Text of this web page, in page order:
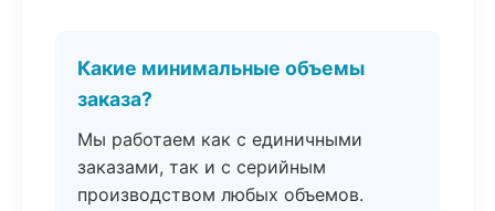
Какие минимальные объемы
заказа?
Мы работаем как с единичными
заказами, так и с серийным
производством любых объемов.